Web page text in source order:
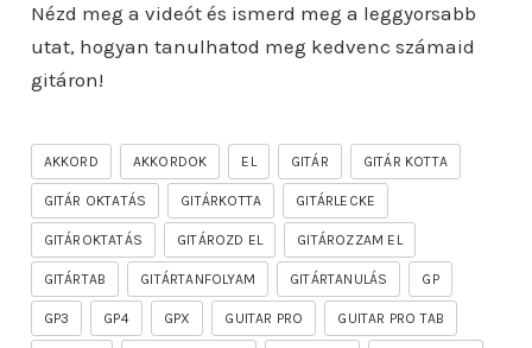
Nézd meg a videót és ismerd meg a leggyorsabb
utat, hogyan tanulhatod meg kedvenc számaid
gitáron!
AKKORD AKKORDOK EL GITÁR GITÁR KOTTA
GITÁR OKTATÁS GITÁRKOTTA GITÁRLECKE
GITÁROKTATÁS GITÁROZD EL GITÁROZZAM EL
GITÁRTAB GITÁRTANFOLYAM GITÁRTANULÁS GP
GP3 GP4 GPX GUITAR PRO GUITAR PRO TAB